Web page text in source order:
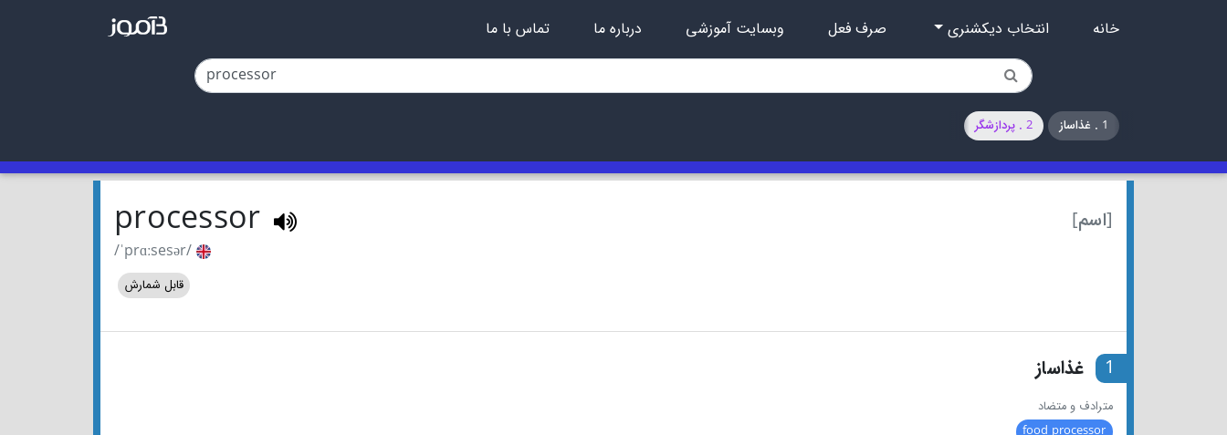
خانه انتخاب دیکشنری صرف فعل وبسایت آموزشی درباره ما تماس با ما
1 . غذاساز 2 . پردازشگر
[اسم] processor
/ˈprɑːsesər/
قابل شمارش
1 غذاساز
مترادف و متضاد
food processor